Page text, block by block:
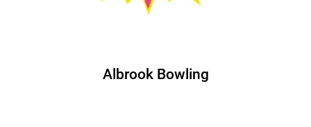
Albrook Bowling